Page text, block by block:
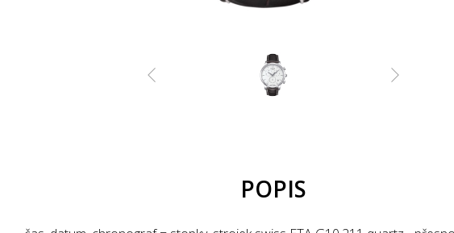
POPIS